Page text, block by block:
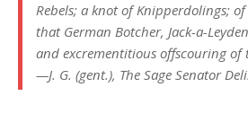
Rebels; a knot of Knipperdolings;
that German Botcher, Jack-a-
and excrementitious offscouring of
—J. G. (gent.), The Sage Senator